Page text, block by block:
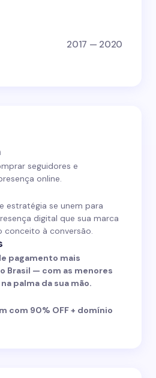
2017 — 2020
seguidores e
online.
estratégia se unem para
digital que sua marca
conceito à conversão.
pagamento mais
Brasil — com as menores
palma da sua mão.
com 90% OFF + domínio